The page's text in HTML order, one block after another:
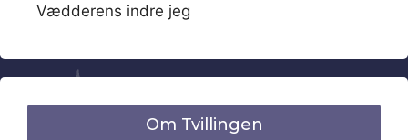
Vædderens indre jeg
Om Tvillingen